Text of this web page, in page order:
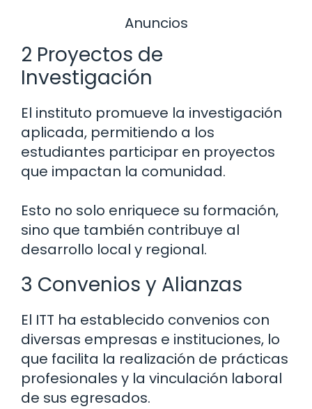
Anuncios
2 Proyectos de
Investigación
El instituto promueve la investigación
aplicada, permitiendo a los
estudiantes participar en proyectos
que impactan la comunidad.
Esto no solo enriquece su formación,
sino que también contribuye al
desarrollo local y regional.
3 Convenios y Alianzas
El ITT ha establecido convenios con
diversas empresas e instituciones, lo
que facilita la realización de prácticas
profesionales y la vinculación laboral
de sus egresados.